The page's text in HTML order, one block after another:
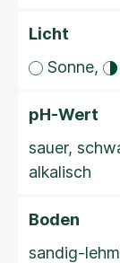
Licht
Sonne,
pH-Wert
sauer,
alkalisch
Boden
sandig-